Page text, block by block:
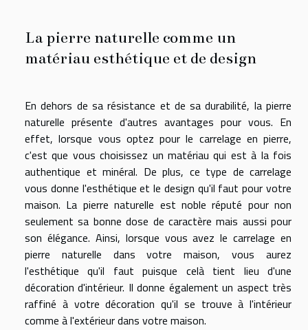
La pierre naturelle comme un
matériau esthétique et de design
En dehors de sa résistance et de sa durabilité, la pierre
naturelle présente d'autres avantages pour vous. En
effet, lorsque vous optez pour le carrelage en pierre,
c'est que vous choisissez un matériau qui est à la fois
authentique et minéral. De plus, ce type de carrelage
vous donne l'esthétique et le design qu'il faut pour votre
maison. La pierre naturelle est noble réputé pour non
seulement sa bonne dose de caractère mais aussi pour
son élégance. Ainsi, lorsque vous avez le carrelage en
pierre naturelle dans votre maison, vous aurez
l'esthétique qu'il faut puisque celà tient lieu d'une
décoration d'intérieur. Il donne également un aspect très
raffiné à votre décoration qu'il se trouve à l'intérieur
comme à l'extérieur dans votre maison.